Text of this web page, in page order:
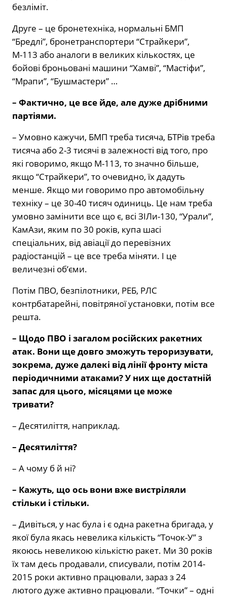
безліміт.
Друге – це бронетехніка, нормальні БМП
“Бредлі”, бронетранспортери “Страйкери”,
М-113 або аналоги в великих кількостях, це
бойові броньовані машини “Хамві”, “Мастіфи”,
“Мрапи”, “Бушмастери” …
– Фактично, це все йде, але дуже дрібними
партіями.
– Умовно кажучи, БМП треба тисяча, БТРів треба
тисяча або 2-3 тисячі в залежності від того, про
які говоримо, якщо М-113, то значно більше,
якщо “Страйкери”, то очевидно, їх дадуть
менше. Якщо ми говоримо про автомобільну
техніку – це 30-40 тисяч одиниць. Це нам треба
умовно замінити все що є, всі ЗІЛи-130, “Урали”,
КамАзи, яким по 30 років, купа шасі
спеціальних, від авіації до перевізних
радіостанцій – це все треба міняти. І це
величезні об’єми.
Потім ПВО, безпілотники, РЕБ, РЛС
контрбатарейні, повітряної установки, потім все
решта.
– Щодо ПВО і загалом російских ракетних
атак. Вони ще довго зможуть тероризувати,
зокрема, дуже далекі від лінії фронту міста
періодичними атаками? У них ще достатній
запас для цього, місяцями це може
тривати?
– Десятиліття, наприклад.
– Десятиліття?
– А чому б й ні?
– Кажуть, що ось вони вже вистріляли
стільки і стільки.
– Дивіться, у нас була і є одна ракетна бригада, у
якої була якась невелика кількість “Точок-У” з
якоюсь невеликою кількістю ракет. Ми 30 років
їх там десь продавали, списували, потім 2014-
2015 роки активно працювали, зараз з 24
лютого дуже активно працювали. “Точки” – одні